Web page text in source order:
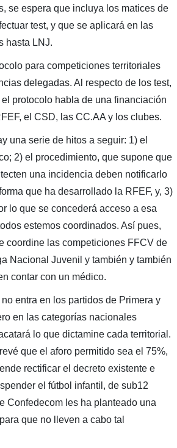
se espera que incluya los matices de
test, y que se aplicará en las
hasta LNJ.
para competiciones territoriales
delegadas. Al respecto de los test,
protocolo habla de una financiación
el CSD, las CC.AA y los clubes.
una serie de hitos a seguir: 1) el
2) el procedimiento, que supone que
una incidencia deben notificarlo
que ha desarrollado la RFEF, y, 3)
lo que se concederá acceso a esa
estemos coordinados. Así pues,
coordine las competiciones FFCV de
Nacional Juvenil y también y también
contar con un médico.
entra en los partidos de Primera y
en las categorías nacionales
lo que dictamine cada territorial.
que el aforo permitido sea el 75%,
rectificar el decreto existente e
el fútbol infantil, de sub12
Confedecom les ha planteado una
que no lleven a cabo tal